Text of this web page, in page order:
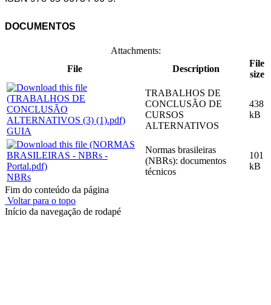
DOCUMENTOS
Attachments:
File
Description
File
size
GUIA
TRABALHOS DE
CONCLUSÃO DE
CURSOS
ALTERNATIVOS
438
kB
NBRs
Normas brasileiras
(NBRs): documentos
técnicos
101
kB
Fim do conteúdo da página
Voltar para o topo
Início da navegação de rodapé